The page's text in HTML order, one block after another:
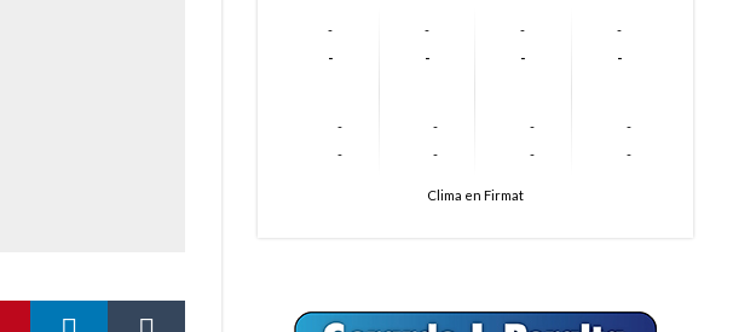
-
-
-
-
-
-
-
-
-
-
-
-
-
-
-
-
Clima en Firmat